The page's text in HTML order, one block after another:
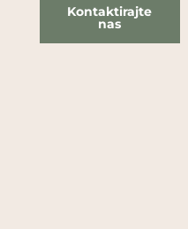
Kontaktirajte
nas